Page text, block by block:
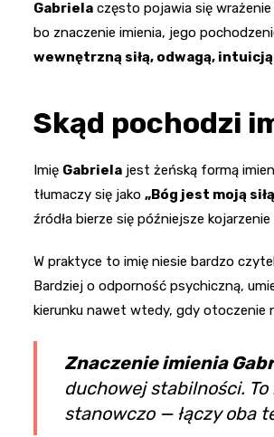
Gabriela często pojawia się
bo znaczenie imienia, jego
wewnętrzną siłą, odwagą,
Skąd pochodzi
Imię Gabriela jest żeńską formą
tłumaczy się jako „Bóg jest moją
źródła bierze się późniejsze
W praktyce to imię niesie bardzo
Bardziej o odporność psychiczną,
kierunku nawet wtedy, gdy otoczenie
Znaczenie imienia
duchowej stabilności.
stanowczo — łączy oba